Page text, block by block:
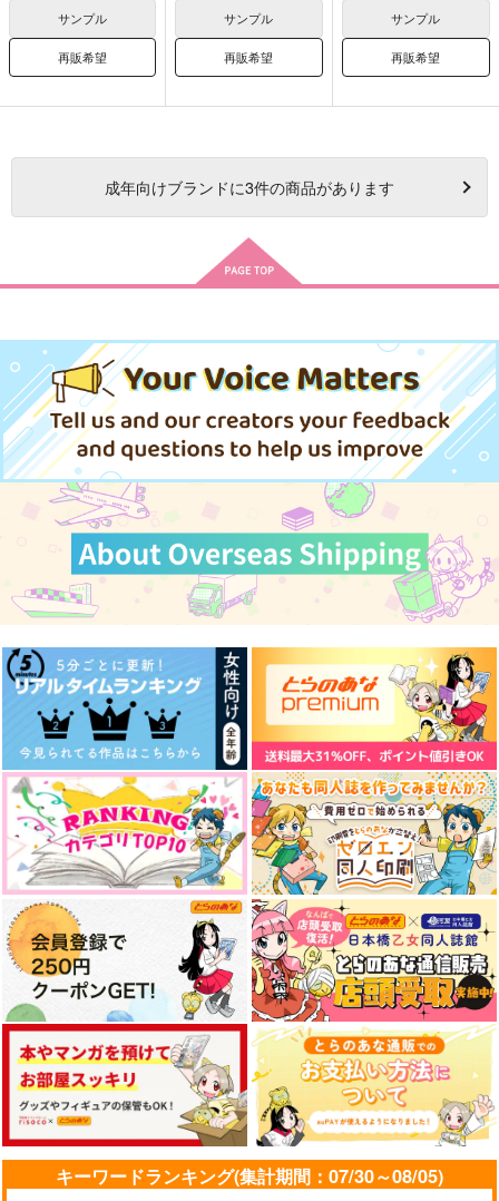
サンプル
再販希望
サンプル
再販希望
サンプル
再販希望
成年向けブランドに3件の商品があります
キーワードランキング(集計期間：07/30～08/05)